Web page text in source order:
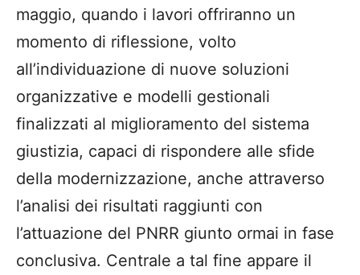
maggio, quando i lavori offriranno un
momento di riflessione, volto
all’individuazione di nuove soluzioni
organizzative e modelli gestionali
finalizzati al miglioramento del sistema
giustizia, capaci di rispondere alle sfide
della modernizzazione, anche attraverso
l’analisi dei risultati raggiunti con
l’attuazione del PNRR giunto ormai in fase
conclusiva. Centrale a tal fine appare il